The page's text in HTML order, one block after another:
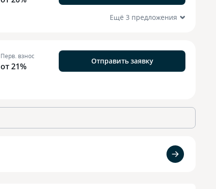
Ещё 3 предложения
Перв. взнос
от 21%
Отправить заявку